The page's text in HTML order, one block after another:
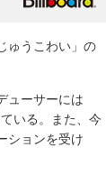
ゅうこわい」の
ューサーには
いる。また、今
ションを受け